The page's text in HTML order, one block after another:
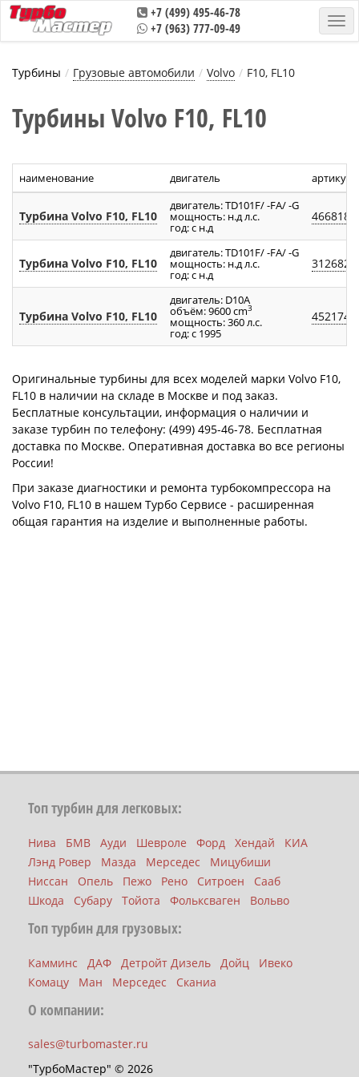
+7 (499) 495-46-78
+7 (963) 777-09-49
Турбины Грузовые автомобили Volvo F10, FL10
Турбины Volvo F10, FL10
наименование двигатель артикул
Турбина Volvo F10, FL10
двигатель: TD101F/ -FA/ -G
мощность: н.д л.с.
год: с н.д
466818-
Турбина Volvo F10, FL10
двигатель: TD101F/ -FA/ -G
мощность: н.д л.с.
год: с н.д
312682
Турбина Volvo F10, FL10
двигатель: D10A
объём: 9600 cm3
мощность: 360 л.с.
год: с 1995
452174-
Оригинальные турбины для всех моделей марки Volvo F10,
FL10 в наличии на складе в Москве и под заказ.
Бесплатные консультации, информация о наличии и
заказе турбин по телефону: (499) 495-46-78. Бесплатная
доставка по Москве. Оперативная доставка во все регионы
России!
При заказе диагностики и ремонта турбокомпрессора на
Volvo F10, FL10 в нашем Турбо Сервисе - расширенная
общая гарантия на изделие и выполненные работы.
Топ турбин для легковых:
Нива БМВ Ауди Шевроле Форд Хендай
КИА
Лэнд Ровер
Мазда Мерседес
Мицубиши
Ниссан
Опель Пежо Рено Ситроен
Сааб
Шкода
Субару Тойота Фольксваген Вольво
Топ турбин для грузовых:
Камминс ДАФ Детройт Дизель Дойц
Ивеко
Комацу
Ман Мерседес Сканиа
О компании:
sales@turbomaster.ru
"ТурбоМастер" © 2026